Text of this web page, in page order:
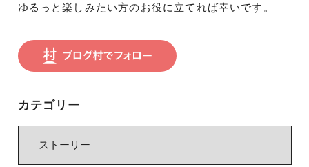
ゆるっと楽しみたい方のお役に立てれば幸いです。
カテゴリー